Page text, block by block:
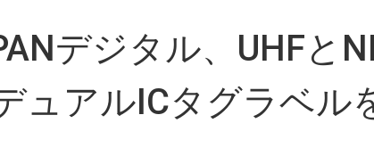
デジタル、UHFと
ュアルICタグラベル